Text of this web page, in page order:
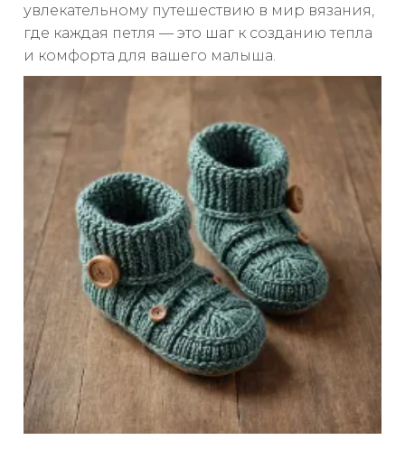
увлекательному путешествию в мир вязания,
где каждая петля — это шаг к созданию тепла
и комфорта для вашего малыша.